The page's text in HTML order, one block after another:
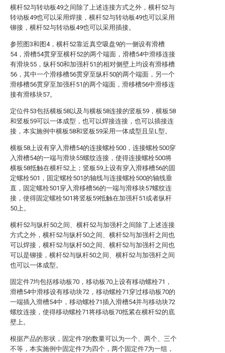
横杆52与转动板49之间除了上述连接方式之外，横杆52与
转动板49也可以采用焊接，横杆52与转动板49也可以采用
铆接，横杆52与转动板49也可以采用插接。
参照图3和图4，横杆52靠近真空吸盘9的一侧设有滑槽
54，滑槽54贯穿至横杆52的两个端面，滑槽54中滑移连接
有滑块55，纵杆50和加强杆51的相对侧壁上均设有滑移槽
56，其中一个滑移槽56贯穿至纵杆50的两个端面，另一个
滑移槽56贯穿至加强杆51的两个端面，滑移槽56中滑移连
接有滑移块57。
定位件53包括横板58以及与横板58连接的竖板59，横板58
和竖板59可以一体成型，也可以焊接连接，也可以插接连
接，本实施例中横板58和竖板59采用一体成型且呈L型。
横板58上设有穿入滑槽54的连接螺栓500，连接螺栓500穿
入滑槽54的一端与滑块55螺纹连接，使得连接螺栓500将
横板58抵触在横杆52上；竖板59上设有穿入滑移槽56的固
定螺栓501，固定螺栓501的轴线与连接螺栓500的轴线垂
直，固定螺栓501穿入滑移槽56的一端与滑移块57螺纹连
接，使得固定螺栓501将竖板59抵触在加强杆51或者纵杆
50上。
横杆52与纵杆50之间、横杆52与加强杆之间除了上述连接
方式之外，横杆52与纵杆50之间、横杆52与加强杆之间也
可以焊接，横杆52与纵杆50之间、横杆52与加强杆之间也
可以是铆接，横杆52与纵杆50之间、横杆52与加强杆之间
也可以一体成型。
固定件7均包括移动板70，移动板70上设有移动螺栓71，
滑槽54中滑移设有移动块72，移动螺栓71穿过移动板70的
一端插入滑槽54中，移动螺栓71插入滑槽54并与移动块72
螺纹连接，使得移动螺栓71将移动板70抵紧在横杆52的底
壁上。
根据产品的形状，固定件7的数量可以为一个、两个、三个
不等，本实施例中固定件7为四个，两个固定件7为一组，